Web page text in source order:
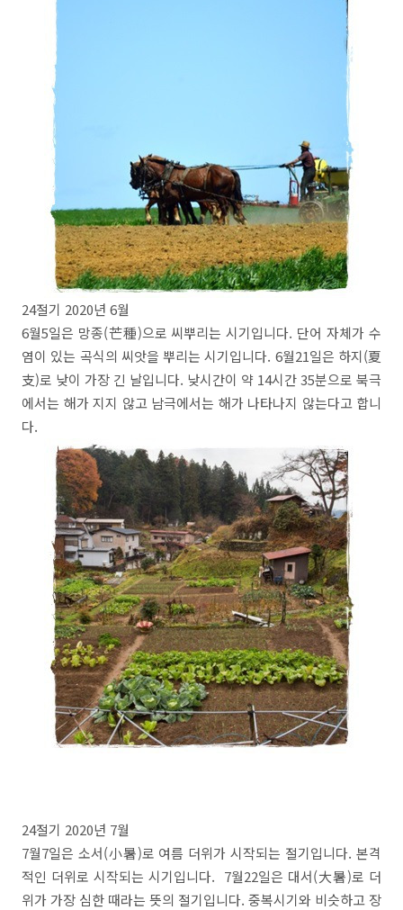
24절기 2020년 6월
6월5일은 망종(芒種)으로 씨뿌리는 시기입니다. 단어 자체가 수
염이 있는 곡식의 씨앗을 뿌리는 시기입니다. 6월21일은 하지(夏
支)로 낮이 가장 긴 날입니다. 낮시간이 약 14시간 35분으로 북극
에서는 해가 지지 않고 남극에서는 해가 나타나지 않는다고 합니
다.
24절기 2020년 7월
7월7일은 소서(小暑)로 여름 더위가 시작되는 절기입니다. 본격
적인 더위로 시작되는 시기입니다. 7월22일은 대서(大暑)로 더
위가 가장 심한 때라는 뜻의 절기입니다. 중복시기와 비슷하고 장